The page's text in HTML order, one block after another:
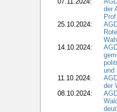
der
25.10.2024:
14.10.2024:
und
11.10.2024:
der
08.10.2024: